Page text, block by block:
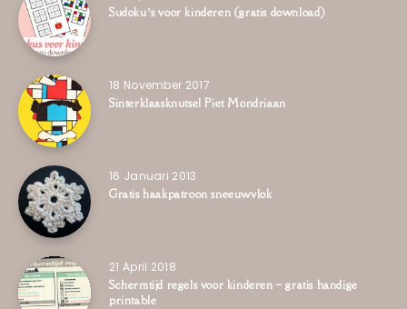
Sudoku’s voor kinderen (gratis download)
18 November 2017
Sinterklaasknutsel Piet Mondriaan
16 Januari 2013
Gratis haakpatroon sneeuwvlok
21 April 2018
Schermtijd regels voor kinderen – gratis handige
printable